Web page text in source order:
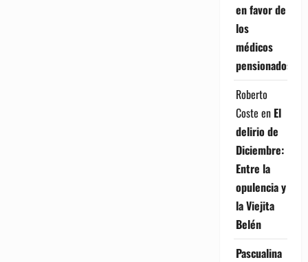
en favor de
los
médicos
pensionados
Roberto
Coste en El
delirio de
Diciembre:
Entre la
opulencia y
la Viejita
Belén
Pascualina